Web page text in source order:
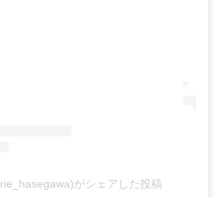
がシェアした投稿